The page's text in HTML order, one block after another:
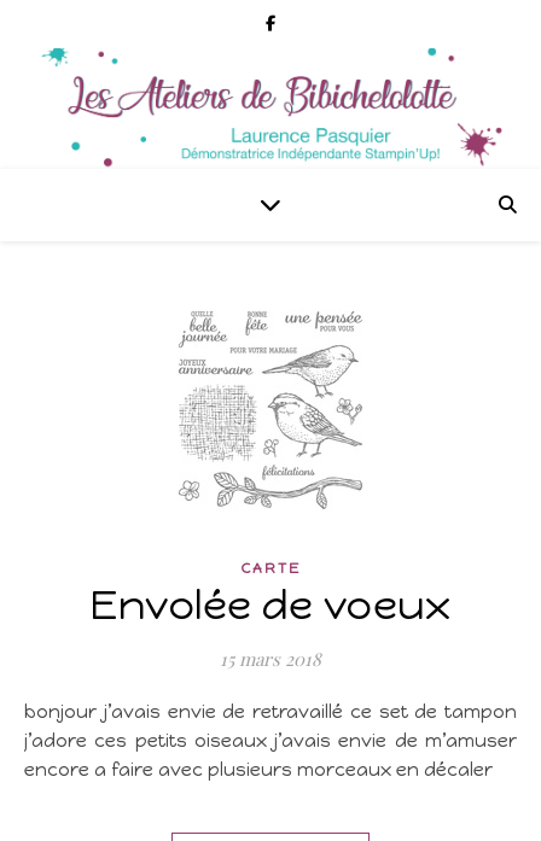
CARTE
Envolée de voeux
15 mars 2018
bonjour j’avais envie de retravaillé ce set de tampon
j’adore ces petits oiseaux j’avais envie de m’amuser
encore a faire avec plusieurs morceaux en décaler